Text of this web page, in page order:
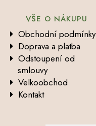
VŠE O NÁKUPU
Obchodní podmínky
Doprava a platba
Odstoupení od
smlouvy
Velkoobchod
Kontakt